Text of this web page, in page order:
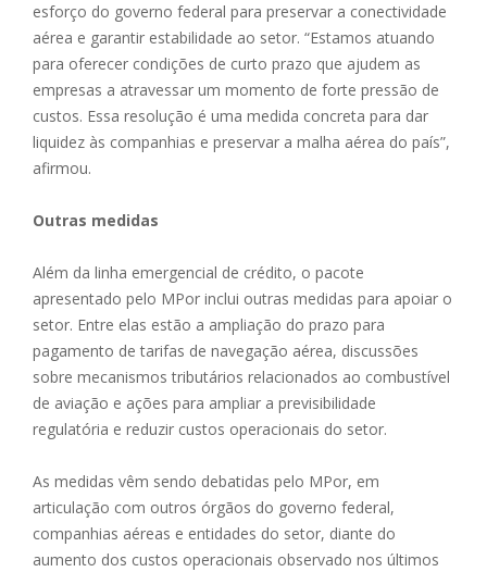
esforço do governo federal para preservar a conectividade
aérea e garantir estabilidade ao setor. “Estamos atuando
para oferecer condições de curto prazo que ajudem as
empresas a atravessar um momento de forte pressão de
custos. Essa resolução é uma medida concreta para dar
liquidez às companhias e preservar a malha aérea do país”,
afirmou.
Outras medidas
Além da linha emergencial de crédito, o pacote
apresentado pelo MPor inclui outras medidas para apoiar o
setor. Entre elas estão a ampliação do prazo para
pagamento de tarifas de navegação aérea, discussões
sobre mecanismos tributários relacionados ao combustível
de aviação e ações para ampliar a previsibilidade
regulatória e reduzir custos operacionais do setor.
As medidas vêm sendo debatidas pelo MPor, em
articulação com outros órgãos do governo federal,
companhias aéreas e entidades do setor, diante do
aumento dos custos operacionais observado nos últimos